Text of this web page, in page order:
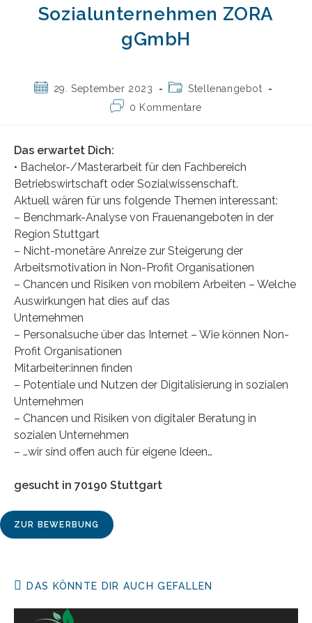
Sozialunternehmen ZORA
gGmbH
Beitrag29. September 2023
Beitrags-
Stellenangebot
Beitrags-
0 Kommentare
Das erwartet Dich:
• Bachelor-/Masterarbeit für den Fachbereich
Betriebswirtschaft oder Sozialwissenschaft.
Aktuell wären für uns folgende Themen interessant:
– Benchmark-Analyse von Frauenangeboten in der
Region Stuttgart
– Nicht-monetäre Anreize zur Steigerung der
Arbeitsmotivation in Non-Profit Organisationen
– Chancen und Risiken von mobilem Arbeiten – Welche
Auswirkungen hat dies auf das
Unternehmen
– Personalsuche über das Internet – Wie können Non-
Profit Organisationen
Mitarbeiter:innen finden
– Potentiale und Nutzen der Digitalisierung in sozialen
Unternehmen
– Chancen und Risiken von digitaler Beratung in
sozialen Unternehmen
– …wir sind offen auch für eigene Ideen…
gesucht in 70190 Stuttgart
ZUR BEWERBUNG
DAS KÖNNTE DIR AUCH GEFALLEN